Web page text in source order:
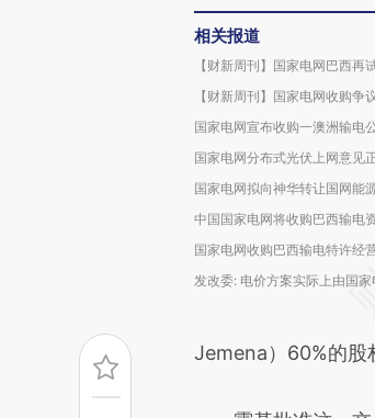
相关报道
【财新周刊】国家电网巴西再
【财新周刊】国家电网收购争
国家电网宣布收购一澳洲输电
国家电网分布式光伏上网意见
国家电网拟向神华转让国网能
中国国家电网将收购巴西输电
国家电网收购巴西输电特许经
发改委: 电价方案实际上由国
Jemena）60%的股